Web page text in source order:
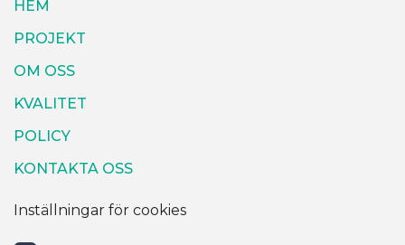
HEM
PROJEKT
OM OSS
KVALITET
POLICY
KONTAKTA OSS
Inställningar för cookies